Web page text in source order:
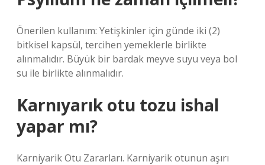
Önerilen kullanım: Yetişkinler için günde iki (2)
bitkisel kapsül, tercihen yemeklerle birlikte
alınmalıdır. Büyük bir bardak meyve suyu veya bol
su ile birlikte alınmalıdır.
Karnıyarık otu tozu ishal
yapar mı?
Karniyarik Otu Zararları. Karniyarik otunun aşırı